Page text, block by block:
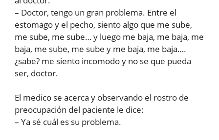
– Doctor, tengo un gran problema. Entre el
estomago y el pecho, siento algo que me sube,
me sube, me sube… y luego me baja, me baja, me
baja, me sube, me sube y me baja, me baja….
¿sabe? me siento incomodo y no se que pueda
ser, doctor.
El medico se acerca y observando el rostro de
preocupación del paciente le dice:
– Ya sé cuál es su problema.